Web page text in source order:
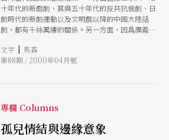
十年代的新戲劇，其與五十年代的反共抗俄劇、日
劇時代的新劇運動以及文明戲以降的中國大陸話
劇，都有千絲萬縷的關係。另一方面，因爲廣義的
縱深便伸向西方，至少要上溯到歐美的寫實主義、
現代主義，以及目下衆說紛紜的後現代主義的戲
文字 | 馬森
第88期 / 2000年04月號
專欄 Columns
孤兒情結與邊緣意象